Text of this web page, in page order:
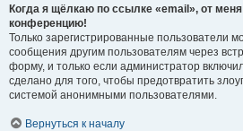
Когда я щёлкаю по ссылке «email», от
конференцию!
Только зарегистрированные пользователи
сообщения другим пользователям через
форму, и только если администратор
сделано для того, чтобы предотвратить
системой анонимными пользователями.
Вернуться к началу